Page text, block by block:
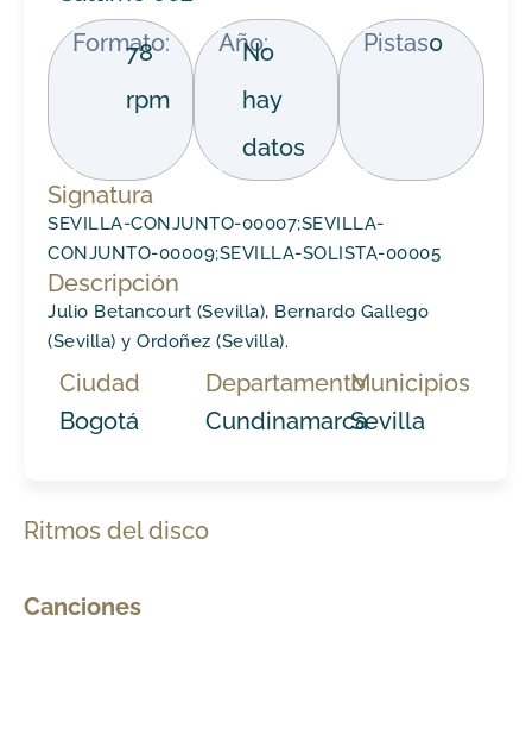
Formato:
78
rpm
Año:
No
hay
datos
Pistas0
Signatura
SEVILLA-CONJUNTO-00007;SEVILLA-
CONJUNTO-00009;SEVILLA-SOLISTA-00005
Descripción
Julio Betancourt (Sevilla), Bernardo Gallego
(Sevilla) y Ordoñez (Sevilla).
Ciudad
Bogotá
Departamento
Cundinamarca
Municipios
Sevilla
Ritmos del disco
Canciones